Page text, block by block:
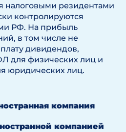
налоговыми резидентами
контролируются
РФ. На прибыль
в том числе не
дивидендов,
для физических лиц и
юридических лиц.
компания
компанией